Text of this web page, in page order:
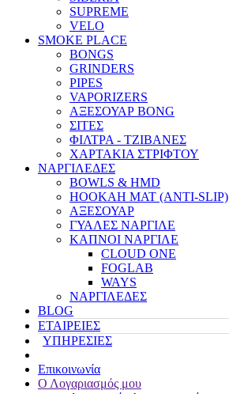
SUPREME
VELO
SMOKE PLACE
BONGS
GRINDERS
PIPES
VAPORIZERS
ΑΞΕΣΟΥΑΡ BONG
ΣΙΤΕΣ
ΦΙΛΤΡΑ - ΤΖΙΒΑΝΕΣ
ΧΑΡΤΑΚΙΑ ΣΤΡΙΦΤΟΥ
ΝΑΡΓΙΛΕΔΕΣ
BOWLS & HMD
HOOKAH MAT (ANTI-SLIP)
ΑΞΕΣΟΥΑΡ
ΓΥΑΛΕΣ ΝΑΡΓΙΛΕ
ΚΑΠΝΟΙ ΝΑΡΓΙΛΕ
CLOUD ONE
FOGLAB
WAYS
ΝΑΡΓΙΛΕΔΕΣ
BLOG
ΕΤΑΙΡΕΙΕΣ
ΥΠΗΡΕΣΙΕΣ
Επικοινωνία
Ο Λογαριασμός μου